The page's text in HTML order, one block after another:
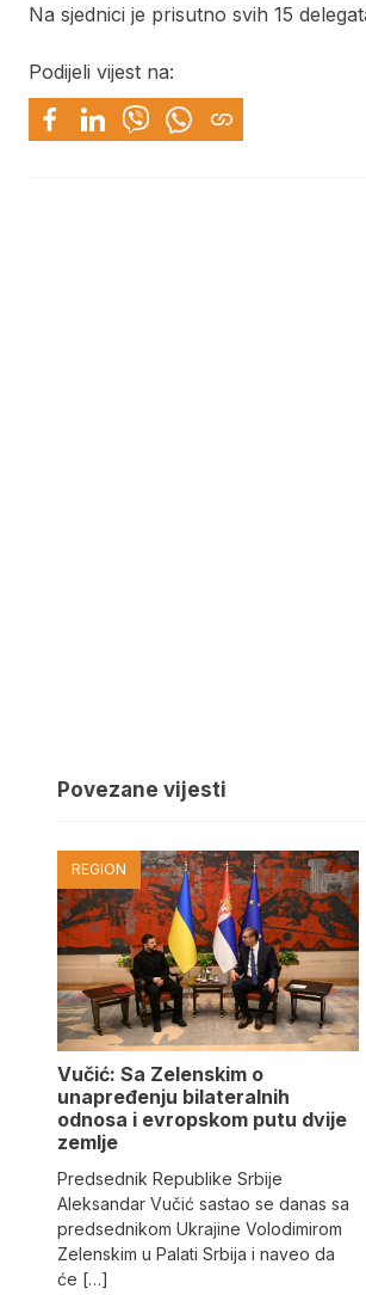
Na sjednici je prisutno svih 15
Podijeli vijest na:
Povezane vijesti
REGION
Vučić: Sa Zelenskim o
unapređenju bilateralnih
odnosa i evropskom putu dvije
zemlje
Predsednik Republike Srbije
Aleksandar Vučić sastao se danas sa
predsednikom Ukrajine Volodimirom
Zelenskim u Palati Srbija i naveo da
će […]